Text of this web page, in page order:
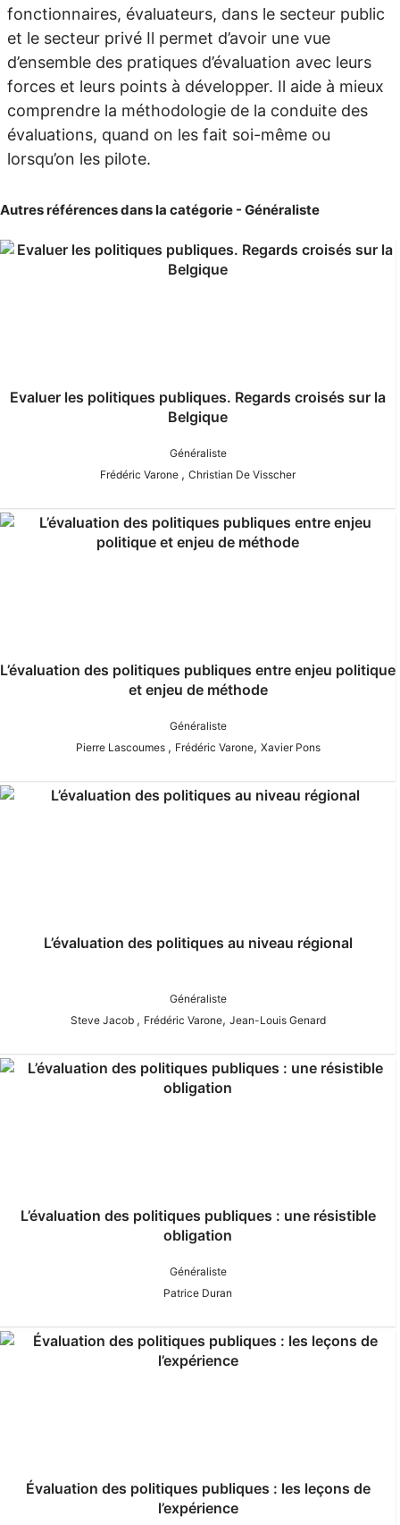
fonctionnaires, évaluateurs, dans le secteur public
et le secteur privé Il permet d’avoir une vue
d’ensemble des pratiques d’évaluation avec leurs
forces et leurs points à développer. Il aide à mieux
comprendre la méthodologie de la conduite des
évaluations, quand on les fait soi-même ou
lorsqu’on les pilote.
Autres références dans la catégorie - Généraliste
Evaluer les politiques publiques. Regards croisés sur la
Belgique
Généraliste
Frédéric Varone , Christian De Visscher
L’évaluation des politiques publiques entre enjeu politique
et enjeu de méthode
Généraliste
Pierre Lascoumes , Frédéric Varone, Xavier Pons
L’évaluation des politiques au niveau régional
Généraliste
Steve Jacob , Frédéric Varone, Jean-Louis Genard
L’évaluation des politiques publiques : une résistible
obligation
Généraliste
Patrice Duran
Évaluation des politiques publiques : les leçons de
l’expérience